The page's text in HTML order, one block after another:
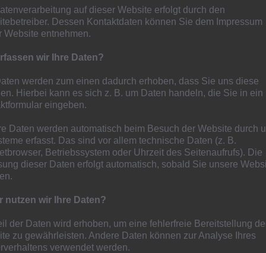
Geläuf gegen die Spielvereinigung Herne-
Niedermörmter (17.07., 15.00 Uhr), bevor mit der
zu Gast im Holtkamp ist (25.07.21, 15.00 Uhr).
guten Tradition gewordene Gastspiel der Löwen beim
2019 vom jetzigen Löwen-Coach Stefan Janßen
Augenhöhe gegen die Landesligisten PSV Wesel-
(15.08.21, 15.00 Uhr).
und Publikum würden sich Löwen-Coach Stefan
über zahlreiche Zuschauer und Unterstützung von der
sind, wird allerdings aber von der weiteren Entwicklung
Maßnahmen und Verordnungen auf Bundes-, Landes-
auf dieser Website erfolgt durch den
Dessen Kontaktdaten können Sie dem Impressum
Website entnehmen.
wir Ihre Daten?
werden zum einen dadurch erhoben, dass Sie uns diese
Hierbei kann es sich z. B. um Daten handeln, die Sie in ein
eingeben.
Daten werden automatisch beim Besuch der Website durch
erfasst. Das sind vor allem technische Daten (z. B.
Betriebssystem oder Uhrzeit des Seitenaufrufs). Die
dieser Daten erfolgt automatisch, sobald Sie unsere
nutzen wir Ihre Daten?
der Daten wird erhoben, um eine fehlerfreie Bereitstellung
zu gewährleisten. Andere Daten können zur Analyse Ihres
verwendet werden.